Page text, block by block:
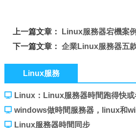
上一篇文章：
Linux服務器宕機案
下一篇文章：企業Linux服務器五
Linux服務
Linux：Linux服務器時間跑得快或
windows做時間服務器，linux和
Linux服務器時間同步